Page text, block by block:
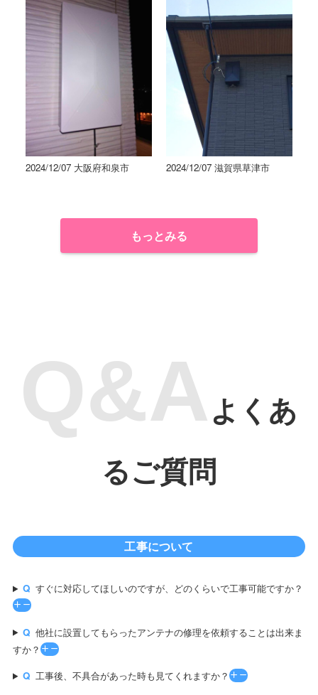
2024/12/07 大阪府和泉市 2024/12/07 滋賀県草津市
もっとみる
よくあ
るご質問
工事について
すぐに対応してほしいのですが、どのくらいで工事可能ですか？
他社に設置してもらったアンテナの修理を依頼することは出来ま
すか？
工事後、不具合があった時も見てくれますか？